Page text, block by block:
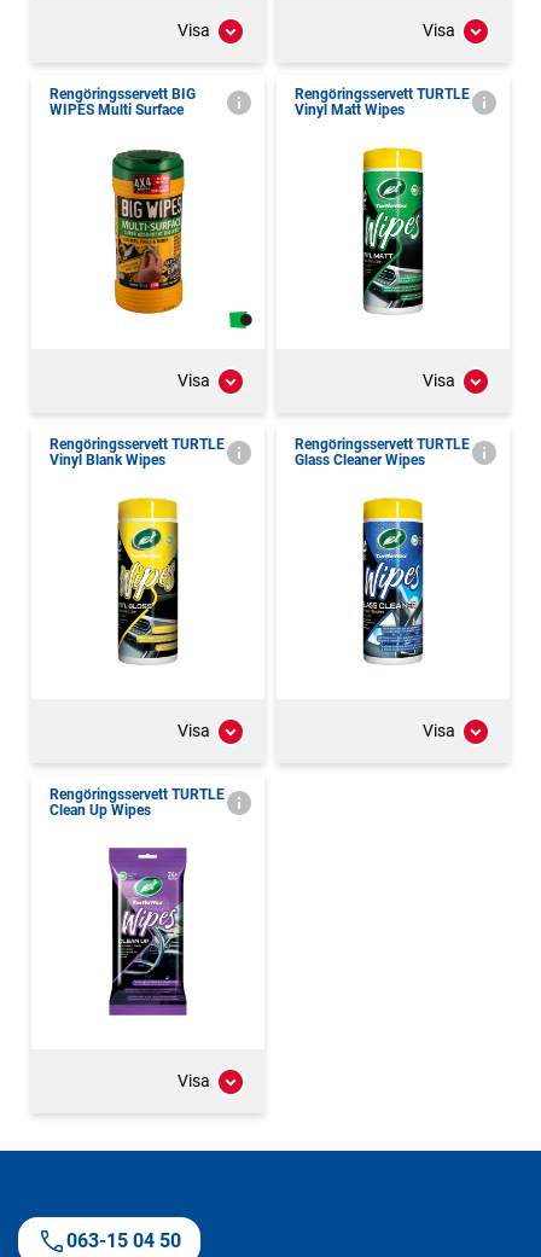
Visa Visa
Rengöringsservett BIG
WIPES Multi Surface
Visa
Rengöringsservett TURTLE
Vinyl Matt Wipes
Visa
Rengöringsservett TURTLE
Vinyl Blank Wipes
Visa
Rengöringsservett TURTLE
Glass Cleaner Wipes
Visa
Rengöringsservett TURTLE
Clean Up Wipes
Visa
063-15 04 50